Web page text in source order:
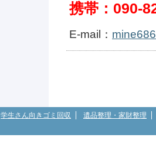
携帯：090-
E-mail：
学生さん向きゴミ回収 遺品整理・家財整理